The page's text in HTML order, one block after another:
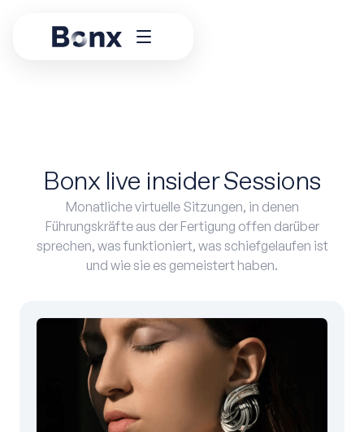
Bonx live insider Sessions
Monatliche virtuelle Sitzungen, in denen
Führungskräfte aus der Fertigung offen darüber
sprechen, was funktioniert, was schiefgelaufen ist
und wie sie es gemeistert haben.